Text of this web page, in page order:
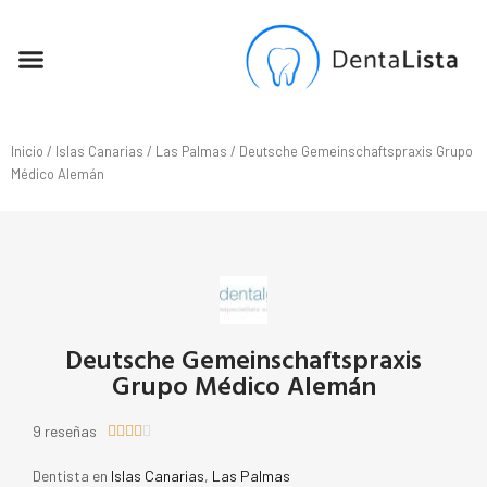
Inicio / Islas Canarias / Las Palmas / Deutsche Gemeinschaftspraxis Grupo
Médico Alemán
Deutsche Gemeinschaftspraxis
Grupo Médico Alemán
9 reseñas     
Dentista en Islas Canarias, Las Palmas